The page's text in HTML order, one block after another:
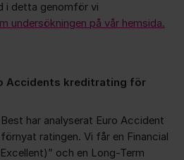
i detta genomför vi
undersökningen på vår hemsida.
Accidents kreditrating för
har analyserat Euro Accident
ratingen. Vi får en Financial
och en Long-Term